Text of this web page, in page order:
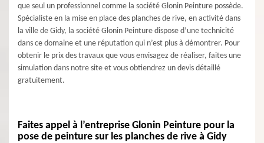
que seul un professionnel comme la société Glonin Peinture possède.
Spécialiste en la mise en place des planches de rive, en activité dans
la ville de Gidy, la société Glonin Peinture dispose d’une technicité
dans ce domaine et une réputation qui n’est plus à démontrer. Pour
obtenir le prix des travaux que vous envisagez de réaliser, faites une
simulation dans notre site et vous obtiendrez un devis détaillé
gratuitement.
Faites appel à l’entreprise Glonin Peinture pour la
pose de peinture sur les planches de rive à Gidy